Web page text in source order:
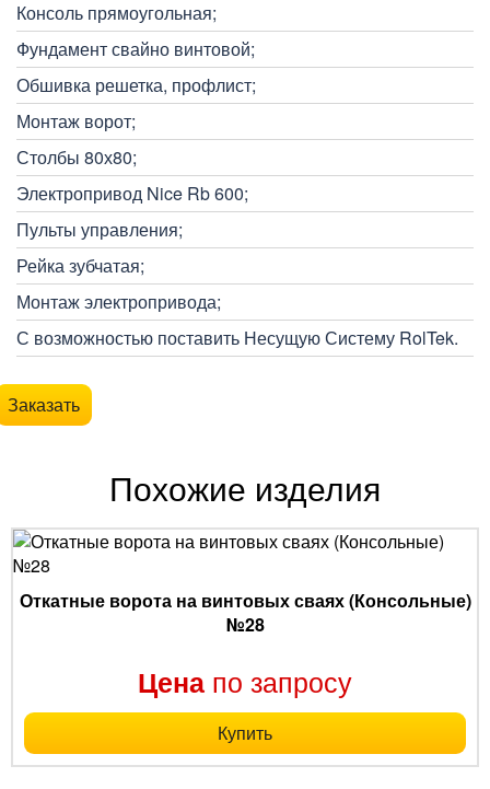
Консоль прямоугольная;
Фундамент свайно винтовой;
Обшивка решетка, профлист;
Монтаж ворот;
Столбы 80х80;
Электропривод Nice Rb 600;
Пульты управления;
Рейка зубчатая;
Монтаж электропривода;
С возможностью поставить Несущую Систему RolTek.
Заказать
Похожие изделия
Откатные ворота на винтовых сваях (Консольные)
№28
Цена по запросу
Купить